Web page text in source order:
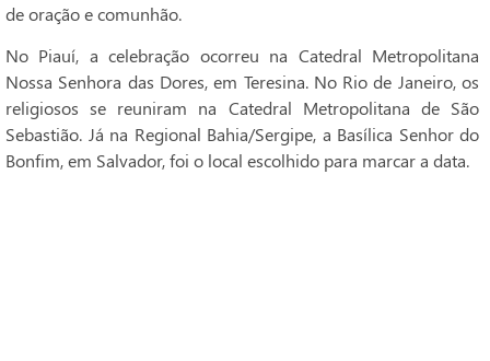
de oração e comunhão.
No Piauí, a celebração ocorreu na Catedral Metropolitana
Nossa Senhora das Dores, em Teresina. No Rio de Janeiro, os
religiosos se reuniram na Catedral Metropolitana de São
Sebastião. Já na Regional Bahia/Sergipe, a Basílica Senhor do
Bonfim, em Salvador, foi o local escolhido para marcar a data.